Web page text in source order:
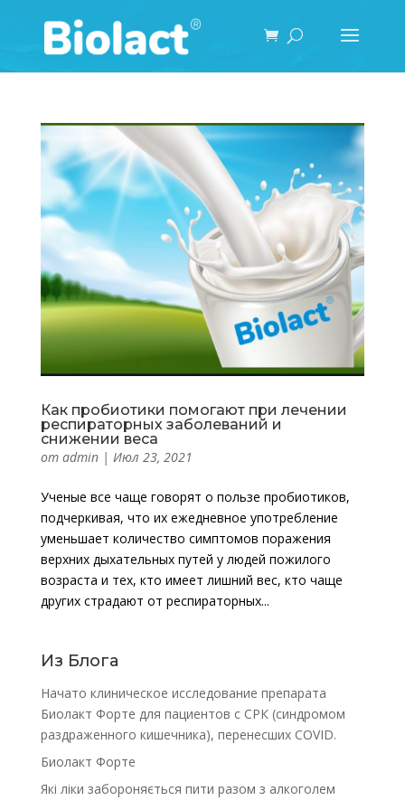
Как пробиотики помогают при лечении
респираторных заболеваний и
снижении веса
от admin| Июл 23, 2021
Ученые все чаще говорят о пользе пробиотиков,
подчеркивая, что их ежедневное употребление
уменьшает количество симптомов поражения
верхних дыхательных путей у людей пожилого
возраста и тех, кто имеет лишний вес, кто чаще
других страдают от респираторных...
Из Блога
Начато клиническое исследование препарата
Биолакт Форте для пациентов с СРК (синдромом
раздраженного кишечника), перенесших COVID.
Биолакт Форте
Які ліки забороняється пити разом з алкоголем